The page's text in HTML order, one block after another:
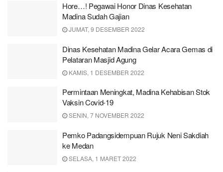
Hore…! Pegawai Honor Dinas Kesehatan
Madina Sudah Gajian
JUMAT, 9 DESEMBER 2022
Dinas Kesehatan Madina Gelar Acara Gemas di
Pelataran Masjid Agung
KAMIS, 1 DESEMBER 2022
Permintaan Meningkat, Madina Kehabisan Stok
Vaksin Covid-19
SENIN, 7 NOVEMBER 2022
Pemko Padangsidempuan Rujuk Neni Sakdiah
ke Medan
SELASA, 1 MARET 2022